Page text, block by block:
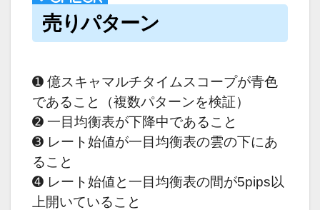
売りパターン
➊ 億スキャマルチタイムスコープが青色
であること（複数パターンを検証）
➋ 一目均衡表が下降中であること
➌ レート始値が一目均衡表の雲の下にあ
ること
➍ レート始値と一目均衡表の間が5pips以
上開いていること